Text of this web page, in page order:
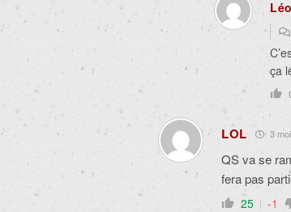
ça
LOL 3
QS va se
fera pas
25 -1